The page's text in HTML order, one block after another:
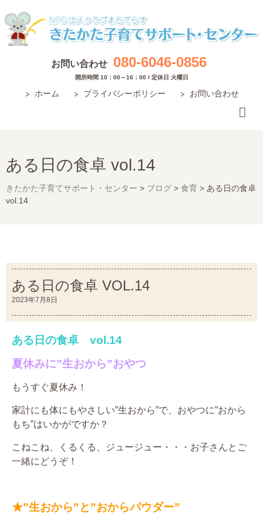
お問い合わせ 080-6046-0856
開所時間 10：00～16：00 / 定休日 火曜日
ホーム プライバシーポリシー お問い合わせ
ある日の食卓 vol.14
きたかた子育てサポート・センター > ブログ > 食育 > ある日の食卓
vol.14
ある日の食卓 VOL.14
2023年7月8日
ある日の食卓
vol.14
夏休みに”生おから”おやつ
もうすぐ夏休み！
家計にも体にもやさしい”生おから”で、おやつに”おから
もち”はいかがですか？
こねこね、くるくる、ジュージュー・・・お子さんとご
一緒にどうぞ！
★”生おから”と”おからパウダー”